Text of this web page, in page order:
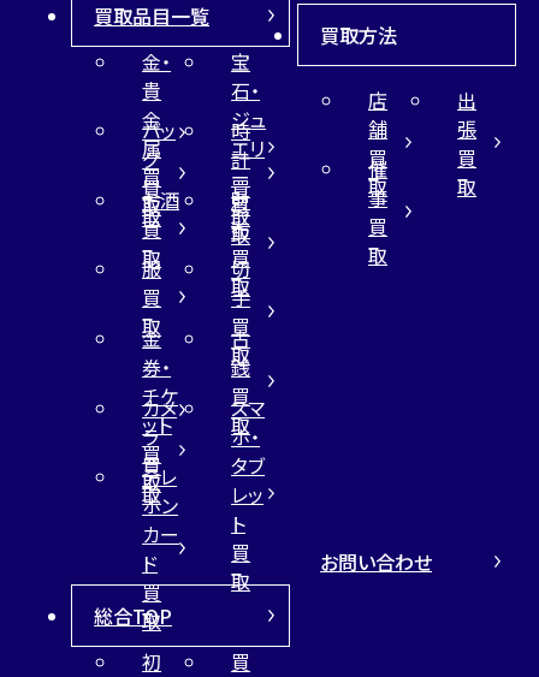
買取品目一覧
金・
貴
金
属
買
取
宝
石・
ジュ
エリ
ー
買
取
バッ
グ
買
取
時
計
買
取
お酒
買
取
財
布
買
取
服
買
取
切
手
買
取
金
券・
チケ
ット
買
取
古
銭
買
取
カメ
ラ
買
取
スマ
ホ・
タブ
レッ
ト
買
取
テレ
ホン
カー
ド
買
取
買取方法
店
舗
買
取
出
張
買
取
催
事
買
取
総合TOP
初
買
お問い合わせ